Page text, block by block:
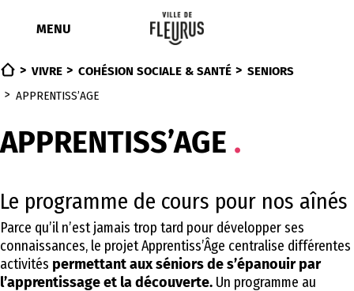
contenuMENU
VIVRE COHÉSION SOCIALE & SANTÉ
SENIORS
APPRENTISS’AGE
APPRENTISS’AGE
Le programme de cours pour nos aînés
Parce qu’il n’est jamais trop tard pour développer ses
connaissances, le projet Apprentiss’Âge centralise différentes
activités permettant aux séniors de s’épanouir par
l’apprentissage et la découverte. Un programme au